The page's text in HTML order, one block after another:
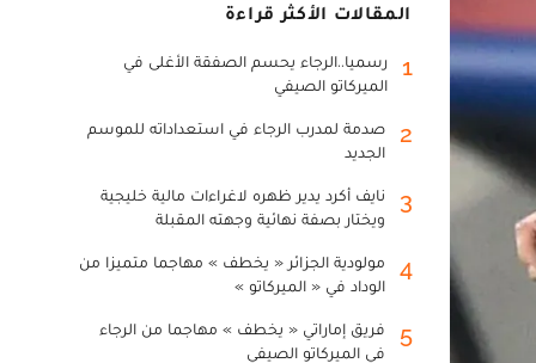
المقالات الأكثر قراءة
1
رسميا..الرجاء يحسم الصفقة الأغلى في
الميركاتو الصيفي
2
صدمة لمدرب الرجاء في استعداداته للموسم
الجديد
3
نايف أكرد يدير ظهره لاغراءات مالية خليجية
ويختار بصفة نهائية وجهته المقبلة
4
مولودية الجزائر « يخطف » مهاجما متميزا من
الوداد في « الميركاتو »
5
فريق إماراتي « يخطف » مهاجما من الرجاء
في الميركاتو الصيفي